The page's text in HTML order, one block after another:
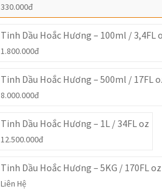
330.000đ
Tinh Dầu Hoắc Hương – 100ml / 3,4FL
1.800.000đ
Tinh Dầu Hoắc Hương – 500ml / 17FL
8.000.000đ
Tinh Dầu Hoắc Hương – 1L / 34FL oz
12.500.000đ
Tinh Dầu Hoắc Hương – 5KG / 170FL oz
Liên Hệ